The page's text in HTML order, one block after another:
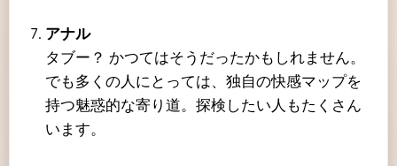
アナル
タブー？ かつてはそうだったかもしれません。
でも多くの人にとっては、独自の快感マップを
持つ魅惑的な寄り道。探検したい人もたくさん
います。